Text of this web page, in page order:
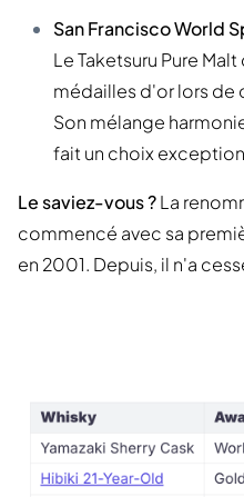
San Francisco World
Le Taketsuru Pure
médailles d'or lors de
Son mélange
fait un choix
Le saviez-vous ?La
commencé avec sa
en 2001. Depuis, il n'a